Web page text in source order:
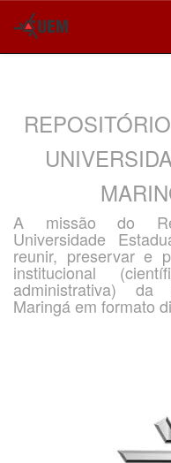
A missão do
Universidade
reunir, preservar e
institucional
administrativa) da
Maringá em formato